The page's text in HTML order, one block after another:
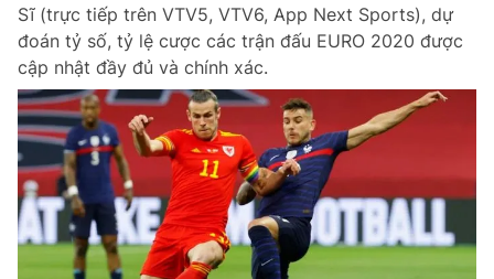
Sĩ (trực tiếp trên VTV5, VTV6, App Next Sports), dự
đoán tỷ số, tỷ lệ cược các trận đấu EURO 2020 được
cập nhật đầy đủ và chính xác.